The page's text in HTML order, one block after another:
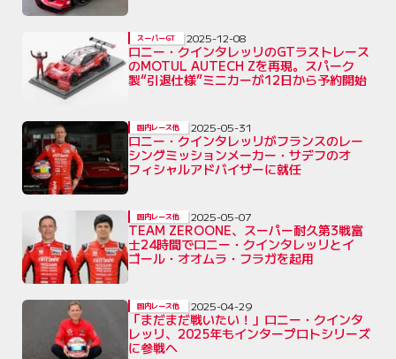
ロニー・クインタレッリのGTラストレース
のMOTUL AUTECH Zを再現。スパーク
製“引退仕様”ミニカーが12日から予約開始
スーパーGT 2025-12-08
ロニー・クインタレッリがフランスのレー
シングミッションメーカー・サデフのオ
フィシャルアドバイザーに就任
国内レース他 2025-05-31
TEAM ZEROONE、スーパー耐久第3戦富
士24時間でロニー・クインタレッリとイ
ゴール・オオムラ・フラガを起用
国内レース他 2025-05-07
「まだまだ戦いたい！」ロニー・クインタ
レッリ、2025年もインタープロトシリーズ
に参戦へ
国内レース他 2025-04-29